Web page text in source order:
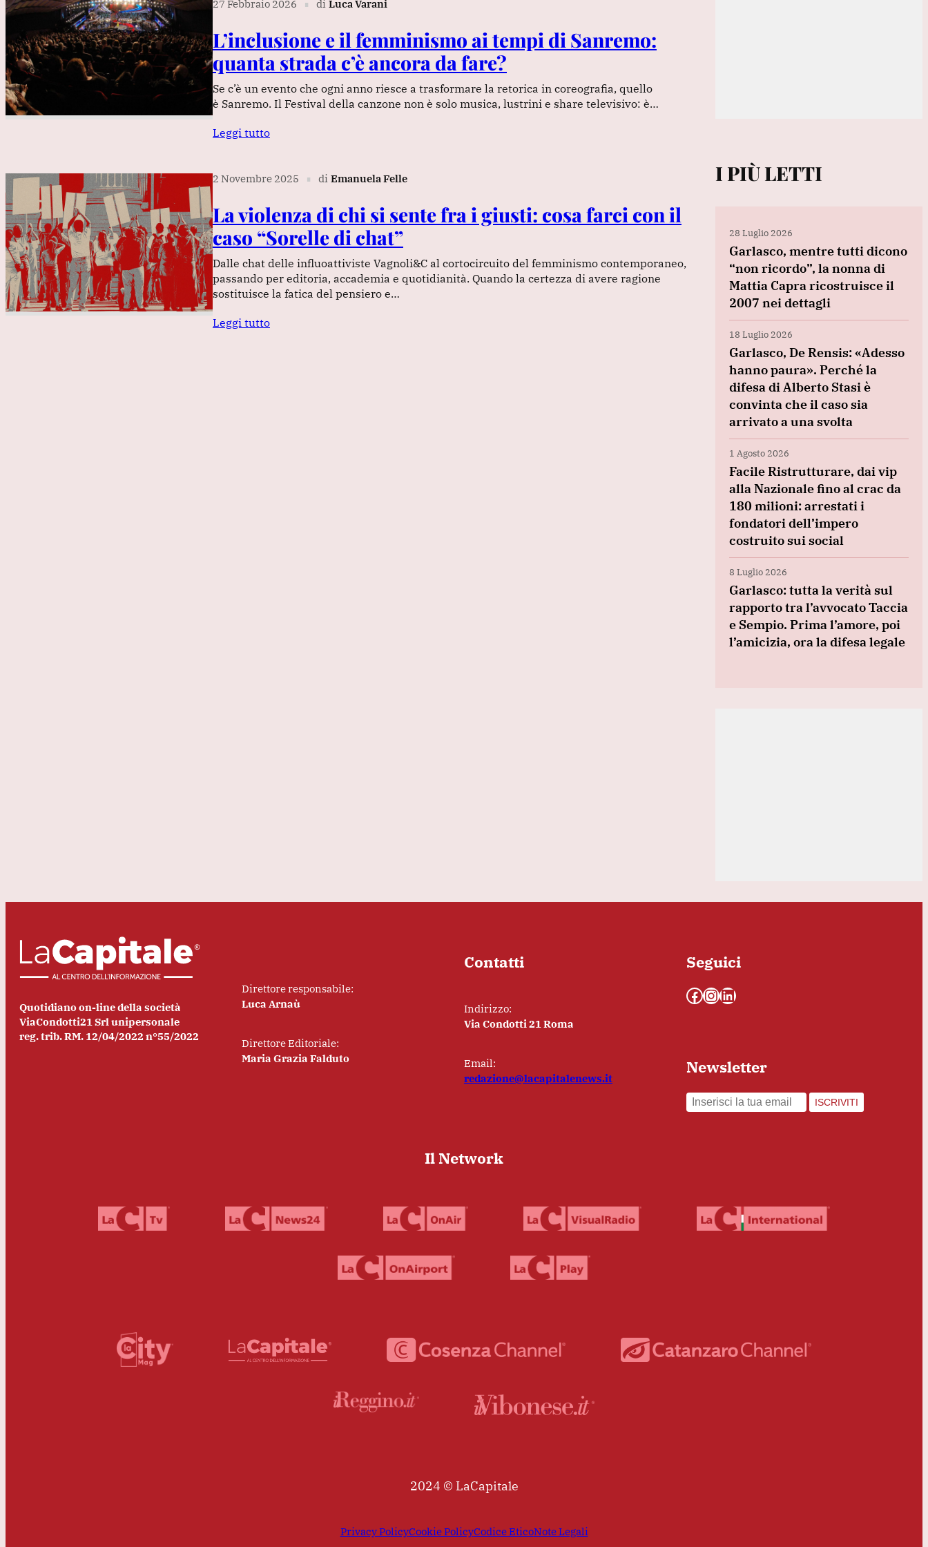
27 Febbraio 2026 ∎ di Luca Varani
L’inclusione e il femminismo ai tempi di Sanremo:
quanta strada c’è ancora da fare?
Se c’è un evento che ogni anno riesce a trasformare la retorica in coreografia, quello
è Sanremo. Il Festival della canzone non è solo musica, lustrini e share televisivo: è…
Leggi tutto
2 Novembre 2025 ∎ di Emanuela Felle
La violenza di chi si sente fra i giusti: cosa farci con il
caso “Sorelle di chat”
Dalle chat delle influoattiviste Vagnoli&C al cortocircuito del femminismo contemporaneo,
passando per editoria, accademia e quotidianità. Quando la certezza di avere ragione
sostituisce la fatica del pensiero e…
Leggi tutto
I PIÙ LETTI
28 Luglio 2026
Garlasco, mentre tutti dicono
“non ricordo”, la nonna di
Mattia Capra ricostruisce il
2007 nei dettagli
18 Luglio 2026
Garlasco, De Rensis: «Adesso
hanno paura». Perché la
difesa di Alberto Stasi è
convinta che il caso sia
arrivato a una svolta
1 Agosto 2026
Facile Ristrutturare, dai vip
alla Nazionale fino al crac da
180 milioni: arrestati i
fondatori dell’impero
costruito sui social
8 Luglio 2026
Garlasco: tutta la verità sul
rapporto tra l’avvocato Taccia
e Sempio. Prima l’amore, poi
l’amicizia, ora la difesa legale
Quotidiano on-line della società
ViaCondotti21 Srl unipersonale
reg. trib. RM. 12/04/2022 n°55/2022
Direttore responsabile:
Luca Arnaù
Direttore Editoriale:
Maria Grazia Falduto
Contatti
Indirizzo:
Via Condotti 21 Roma
Email:
redazione@lacapitalenews.it
Seguici
Facebook InstagramLinkedIn
Newsletter
ISCRIVITI
Il Network
2024 © LaCapitale
Privacy PolicyCookie PolicyCodice EticoNote Legali